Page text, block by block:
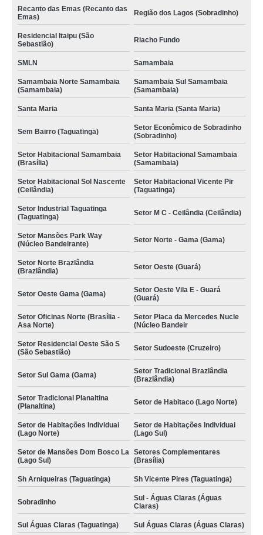
Recanto das Emas (Recanto das
Emas)
Região dos Lagos (Sobradinho)
Residencial Itaipu (São
Sebastião)
Riacho Fundo
SMLN Samambaia
Samambaia Norte Samambaia
(Samambaia)
Samambaia Sul Samambaia
(Samambaia)
Santa Maria Santa Maria (Santa Maria)
Sem Bairro (Taguatinga)
Setor Econômico de Sobradinho
(Sobradinho)
Setor Habitacional Samambaia
(Brasília)
Setor Habitacional Samambaia
(Samambaia)
Setor Habitacional Sol Nascente
(Ceilândia)
Setor Habitacional Vicente Pir
(Taguatinga)
Setor Industrial Taguatinga
(Taguatinga)
Setor M C - Ceilândia (Ceilândia)
Setor Mansões Park Way
(Núcleo Bandeirante)
Setor Norte - Gama (Gama)
Setor Norte Brazlândia
(Brazlândia)
Setor Oeste (Guará)
Setor Oeste Gama (Gama)
Setor Oeste Vila E - Guará
(Guará)
Setor Oficinas Norte (Brasília -
Asa Norte)
Setor Placa da Mercedes Nucle
(Núcleo Bandeir
Setor Residencial Oeste São S
(São Sebastião)
Setor Sudoeste (Cruzeiro)
Setor Sul Gama (Gama)
Setor Tradicional Brazlândia
(Brazlândia)
Setor Tradicional Planaltina
(Planaltina)
Setor de Habitaco (Lago Norte)
Setor de Habitações Individuai
(Lago Norte)
Setor de Habitações Individuai
(Lago Sul)
Setor de Mansões Dom Bosco La
(Lago Sul)
Setores Complementares
(Brasília)
Sh Arniqueiras (Taguatinga) Sh Vicente Pires (Taguatinga)
Sobradinho
Sul - Águas Claras (Águas
Claras)
Sul Águas Claras (Taguatinga) Sul Águas Claras (Águas Claras)